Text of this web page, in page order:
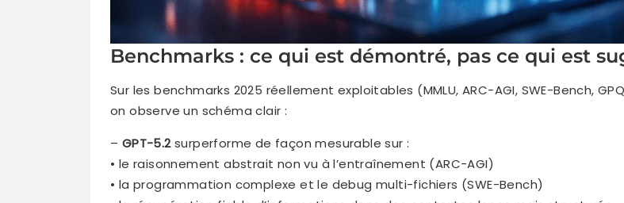
Benchmarks : ce qui est démontré, pas ce qui est
Sur les benchmarks 2025 réellement exploitables (MMLU, ARC-AGI, SWE-Bench,
on observe un schéma clair :
– GPT-5.2surperforme de façon mesurable sur :
• le raisonnement abstrait non vu à l’entraînement (ARC-AGI)
• la programmation complexe et le debug multi-fichiers (SWE-Bench)